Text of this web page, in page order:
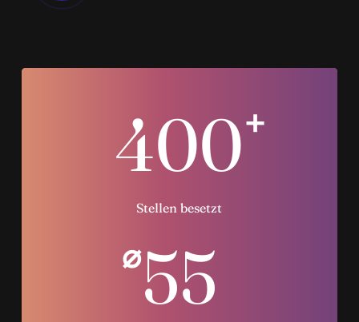
400+
Stellen besetzt
⌀55